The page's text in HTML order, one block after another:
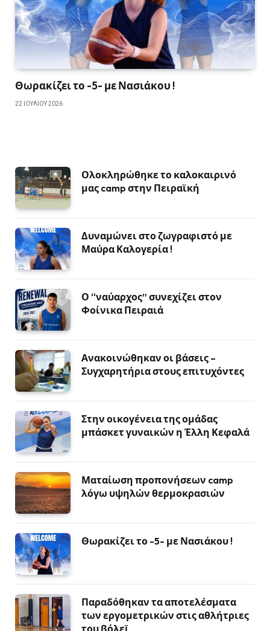
Θωρακίζει το -5- με Νασιάκου !
22 ΙΟΥΛΊΟΥ 2026
Ολοκληρώθηκε το καλοκαιρινό
μας camp στην Πειραϊκή
Δυναμώνει στο ζωγραφιστό με
Μαύρα Καλογερία !
Ο “ναύαρχος” συνεχίζει στον
Φοίνικα Πειραιά
Ανακοινώθηκαν οι βάσεις –
Συγχαρητήρια στους επιτυχόντες
Στην οικογένεια της ομάδας
μπάσκετ γυναικών η Έλλη Κεφαλά
Ματαίωση προπονήσεων camp
λόγω υψηλών θερμοκρασιών
Θωρακίζει το -5- με Νασιάκου !
Παραδόθηκαν τα αποτελέσματα
των εργομετρικών στις αθλήτριες
του βόλεϊ